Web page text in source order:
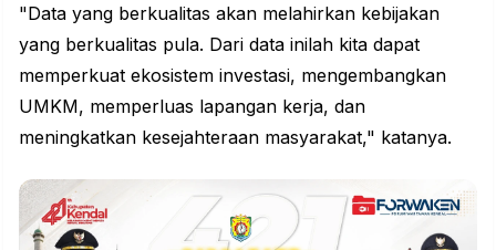
"Data yang berkualitas akan melahirkan kebijakan
yang berkualitas pula. Dari data inilah kita dapat
memperkuat ekosistem investasi, mengembangkan
UMKM, memperluas lapangan kerja, dan
meningkatkan kesejahteraan masyarakat," katanya.